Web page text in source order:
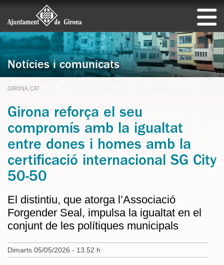
Notícies i comunicats
GIRONA.CAT
Girona reforça el seu
compromís amb la igualtat
entre dones i homes amb la
certificació internacional SG City
50-50
El distintiu, que atorga l’Associació
Forgender Seal, impulsa la igualtat en el
conjunt de les polítiques municipals
Dimarts 05/05/2026 - 13.52 h